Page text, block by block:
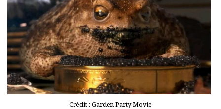
Crédit : Garden Party Movie